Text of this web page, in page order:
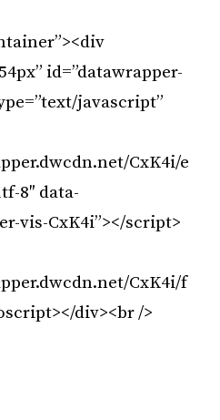
id=”datawrapper-
javascript”
CxK4i/e
8″ data-
vis-CxK4i”></script>
CxK4i/f
div><br />